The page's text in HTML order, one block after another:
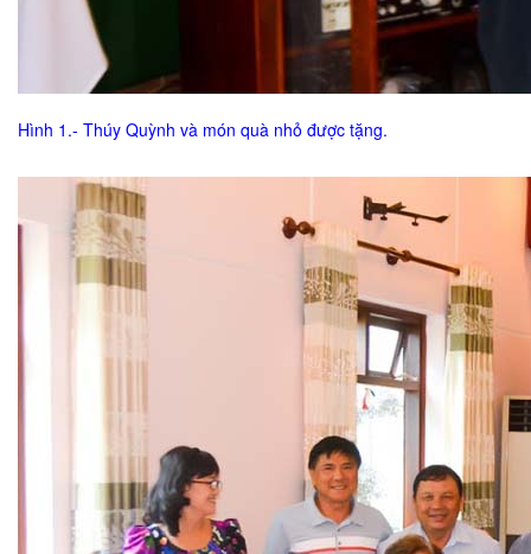
Hình 1.- Thúy Quỳnh và món quà nhỏ được tặng.